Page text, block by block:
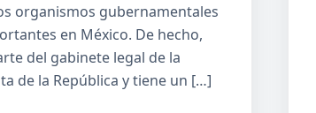
organismos gubernamentales
en México. De hecho,
del gabinete legal de la
de la República y tiene un […]